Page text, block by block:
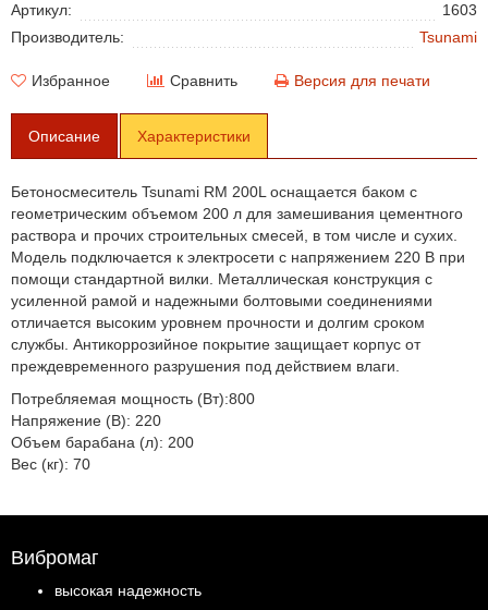
Артикул:
1603
Производитель:
Tsunami
Избранное Сравнить Версия для печати
Описание Характеристики
Бетоносмеситель Tsunami RM 200L оснащается баком с
геометрическим объемом 200 л для замешивания цементного
раствора и прочих строительных смесей, в том числе и сухих.
Модель подключается к электросети с напряжением 220 В при
помощи стандартной вилки. Металлическая конструкция с
усиленной рамой и надежными болтовыми соединениями
отличается высоким уровнем прочности и долгим сроком
службы. Антикоррозийное покрытие защищает корпус от
преждевременного разрушения под действием влаги.
Потребляемая мощность (Вт):800
Напряжение (В): 220
Объем барабана (л): 200
Вес (кг): 70
Вибромаг
высокая надежность